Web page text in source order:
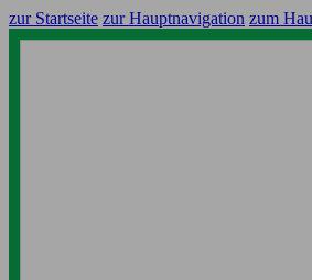
zur Startseite zur Hauptnavigation zum